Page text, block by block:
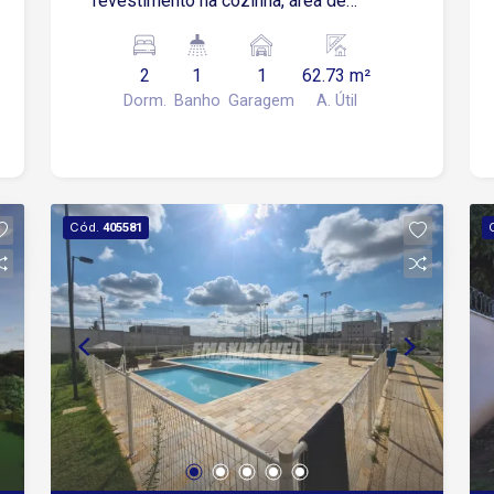
Dormitórios serão entregues no
contrapiso, possuí uma espaçosa área
externa Apartamento possui 01 Vaga
playground, salão de festas.
2
Dorm.
1
Banho
1
Garagem
62.73 m²
A. Útil
Cód. 405581